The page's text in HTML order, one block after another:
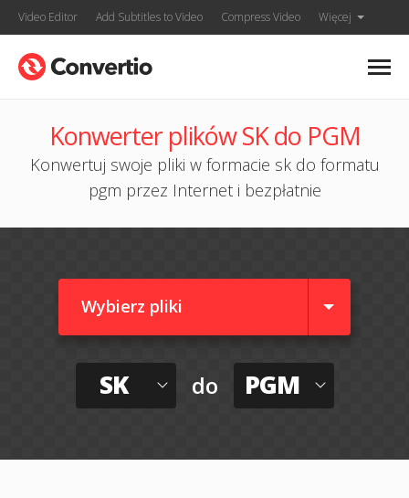
Video Editor Add Subtitles to Video Compress Video Więcej
Konwerter plików SK do PGM
Konwertuj swoje pliki w formacie sk do formatu
pgm przez Internet i bezpłatnie
Wybierz pliki
SK do PGM